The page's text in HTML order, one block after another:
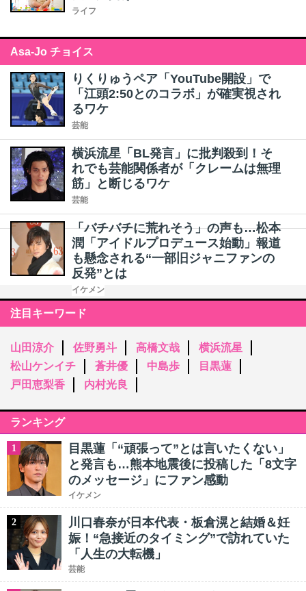
ライフ
Asa-Jo チョイス
りくりゅうペア「YouTube開設」で
「江頭2:50とのコラボ」が確実視され
るワケ
芸能
横浜流星「BL発言」に批判殺到！そ
れでも芸能関係者が「クレームは無理
筋」と断じるワケ
芸能
「バチバチに荒れそう」の声も…松本
潤「アイドルプロデュース始動」報道
も懸念される“一部旧ジャニファンの
反発”とは
イケメン
注目キーワード
山田涼介 佐野勇斗 高橋文哉
横浜流星
松山ケンイチ
蒼井優 中島歩
目黒蓮
戸田恵梨香
内村光良
ランキング
1
目黒蓮「“頑張って”とは言いたくない」
と発言も…熊本地震後に投稿した「8文字
のメッセージ」にファン感動
イケメン
2
川口春奈が日本代表・板倉滉と結婚＆妊
娠！“急接近のタイミング”で訪れていた
「人生の大転機」
芸能